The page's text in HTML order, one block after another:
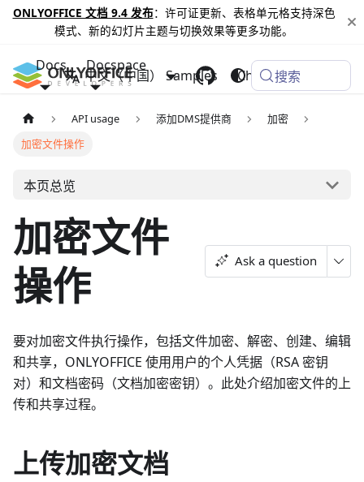
ONLYOFFICE 文档 9.4 发布：许可证更新、表格单元格支持深色
模式、新的幻灯片主题与切换效果等更多功能。
Docs Docspace
Samples Changelog
中文（中国） 搜索
API usage 添加DMS提供商
加密
加密文件操作
本页总览
加密文件
操作
Ask a question
要对加密文件执行操作，包括文件加密、解密、创建、编辑
和共享，ONLYOFFICE 使用用户的个人凭据（RSA 密钥
对）和文档密码（文档加密密钥）。此处介绍加密文件的上
传和共享过程。
上传加密文档